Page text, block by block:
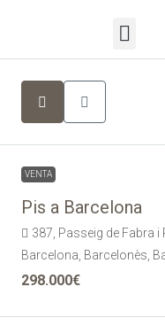
VENTA
Pis a Barcelona
387, Passeig de Fabra i
Barcelona, Barcelonès,
298.000€